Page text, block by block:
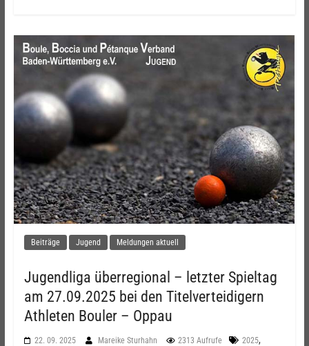
Beiträge Jugend Meldungen aktuell
Jugendliga überregional – letzter Spieltag
am 27.09.2025 bei den Titelverteidigern
Athleten Bouler – Oppau
22. 09. 2025 Mareike Sturhahn 2313 Aufrufe 2025,